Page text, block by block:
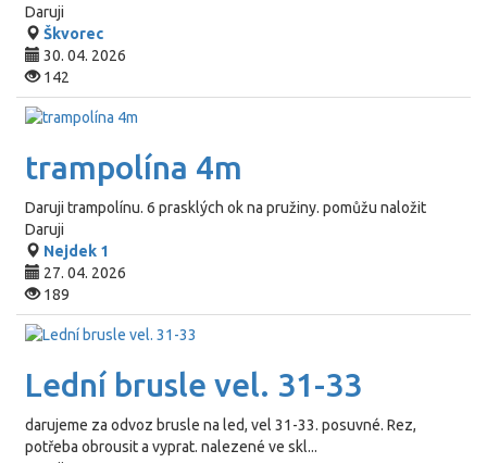
Daruji
Škvorec
30. 04. 2026
142
trampolína 4m
Daruji trampolínu. 6 prasklých ok na pružiny. pomůžu naložit
Daruji
Nejdek 1
27. 04. 2026
189
Lední brusle vel. 31-33
darujeme za odvoz brusle na led, vel 31-33. posuvné. Rez,
potřeba obrousit a vyprat. nalezené ve skl...